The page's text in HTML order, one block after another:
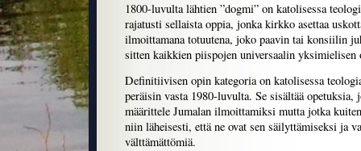
1800-luvulta lähtien ”dogmi” on katolisessa
rajatusti sellaista oppia, jonka kirkko asettaa
ilmoittamana totuutena, joko paavin tai konsiilin
sitten kaikkien piispojen universaalin yksimielisen
Definitiivisen opin kategoria on katolisessa
peräisin vasta 1980-luvulta. Se sisältää
määrittele Jumalan ilmoittamiksi mutta jotka
niin läheisesti, että ne ovat sen säilyttämiseksi ja
välttämättömiä.